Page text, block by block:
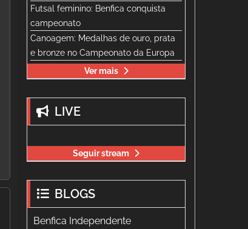
Futsal feminino: Benfica conquista
campeonato
Canoagem: Medalhas de ouro, prata
e bronze no Campeonato da Europa
Ver mais
LIVE
Seguir stream
BLOGS
Benfica Independente